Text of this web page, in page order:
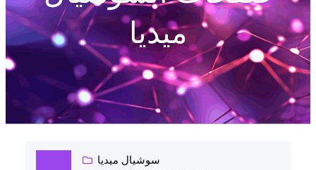
ميديا
سوشيال ميديا